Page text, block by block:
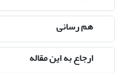
هم رسانی
ارجاع به این مقاله